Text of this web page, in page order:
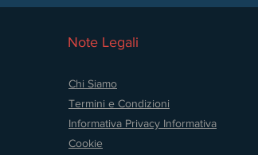
Note Legali
Chi Siamo
Termini e Condizioni
Informativa Privacy Informativa
Cookie